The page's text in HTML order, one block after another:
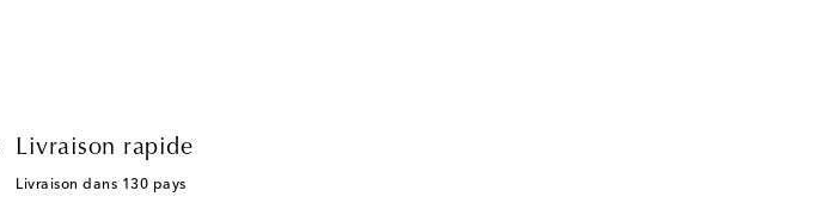
Livraison rapide
Livraison dans 130 pays